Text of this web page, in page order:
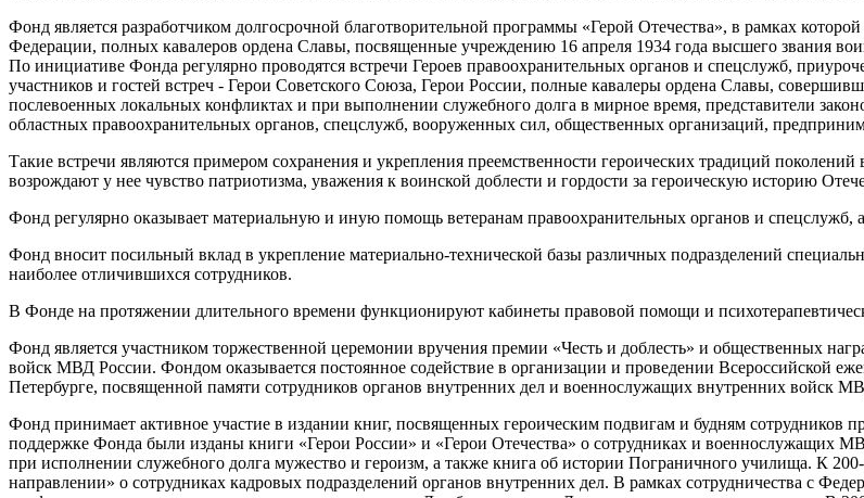
Фонд является разработчиком долгосрочной благотворительной программы «Герой Отечества», в рамках
Федерации, полных кавалеров ордена Славы, посвященные учреждению 16 апреля 1934 года высшего звания
По инициативе Фонда регулярно проводятся встречи Героев правоохранительных органов и спецслужб,
участников и гостей встреч - Герои Советского Союза, Герои России, полные кавалеры ордена Славы,
послевоенных локальных конфликтах и при выполнении служебного долга в мирное время, представители
областных правоохранительных органов, спецслужб, вооруженных сил, общественных организаций,
Такие встречи являются примером сохранения и укрепления преемственности героических традиций
возрождают у нее чувство патриотизма, уважения к воинской доблести и гордости за героическую историю
Фонд регулярно оказывает материальную и иную помощь ветеранам правоохранительных органов и спецслужб,
Фонд вносит посильный вклад в укрепление материально-технической базы различных подразделений
наиболее отличившихся сотрудников.
В Фонде на протяжении длительного времени функционируют кабинеты правовой помощи и
Фонд является участником торжественной церемонии вручения премии «Честь и доблесть» и общественных
войск МВД России. Фондом оказывается постоянное содействие в организации и проведении Всероссийской
Петербурге, посвященной памяти сотрудников органов внутренних дел и военнослужащих внутренних войск
Фонд принимает активное участие в издании книг, посвященных героическим подвигам и будням
поддержке Фонда были изданы книги «Герои России» и «Герои Отечества» о сотрудниках и военнослужащих
при исполнении служебного долга мужество и героизм, а также книга об истории Пограничного училища. К
направлении» о сотрудниках кадровых подразделений органов внутренних дел. В рамках сотрудничества с